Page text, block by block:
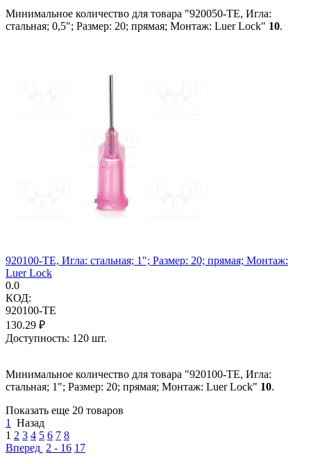
Минимальное количество для товара "920050-TE, Игла:
стальная; 0,5"; Размер: 20; прямая; Монтаж: Luer Lock" 10.
920100-TE, Игла: стальная; 1"; Размер: 20; прямая; Монтаж:
Luer Lock
0.0
КОД:
920100-TE
130.29 ₽
Доступность: 120 шт.
Минимальное количество для товара "920100-TE, Игла:
стальная; 1"; Размер: 20; прямая; Монтаж: Luer Lock" 10.
Показать еще 20 товаров
1
Назад
1 2 3 4 5 6 7 8
Вперед 2 - 16 17